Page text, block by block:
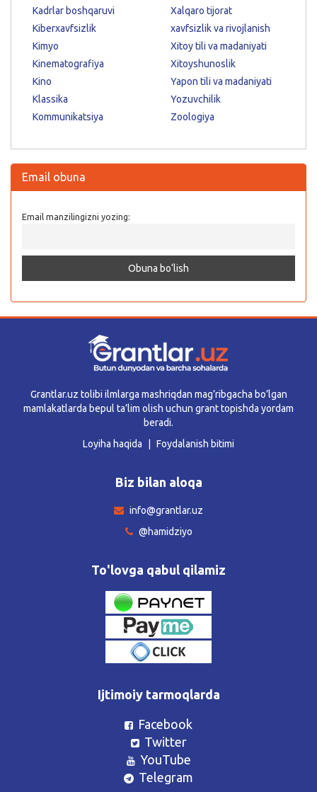
Kadrlar boshqaruvi
Kiberxavfsizlik
Kimyo
Kinematografiya
Kino
Klassika
Kommunikatsiya
Xalqaro tijorat
xavfsizlik va rivojlanish
Xitoy tili va madaniyati
Xitoyshunoslik
Yapon tili va madaniyati
Yozuvchilik
Zoologiya
Email obuna
Email manzilingizni yozing:
Grantlar.uz tolibi ilmlarga mashriqdan mag’ribgacha bo’lgan
mamlakatlarda bepul ta’lim olish uchun grant topishda yordam
beradi.
Loyiha haqida
Foydalanish bitimi
Biz bilan aloqa
info@grantlar.uz
@hamidziyo
To'lovga qabul qilamiz
Ijtimoiy tarmoqlarda
Facebook
Twitter
YouTube
Telegram